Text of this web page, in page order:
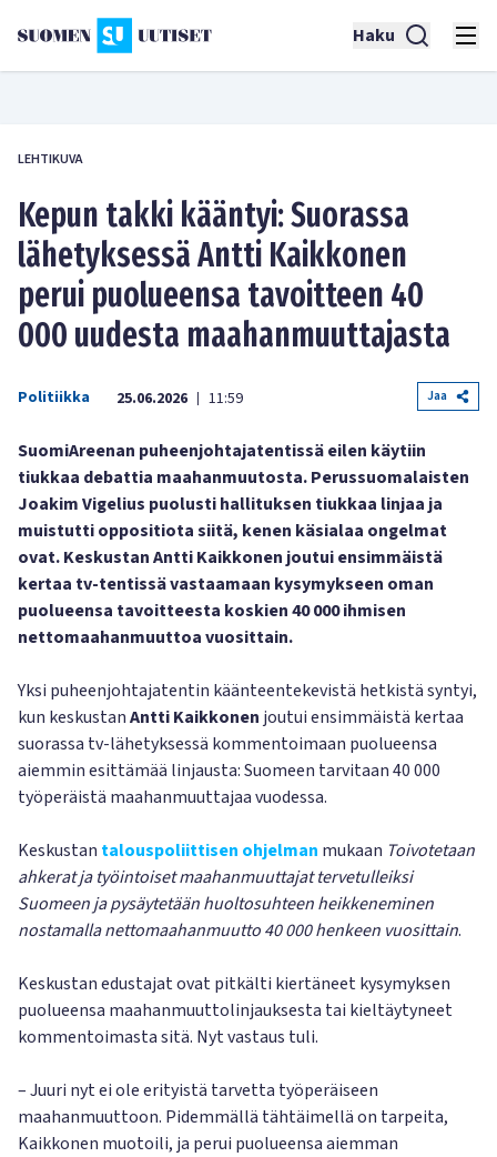
Haku
LEHTIKUVA
Kepun takki kääntyi: Suorassa
lähetyksessä Antti Kaikkonen
perui puolueensa tavoitteen 40
000 uudesta maahanmuuttajasta
Politiikka 25.06.2026 | 11:59 Jaa
SuomiAreenan puheenjohtajatentissä eilen käytiin
tiukkaa debattia maahanmuutosta. Perussuomalaisten
Joakim Vigelius puolusti hallituksen tiukkaa linjaa ja
muistutti oppositiota siitä, kenen käsialaa ongelmat
ovat. Keskustan Antti Kaikkonen joutui ensimmäistä
kertaa tv-tentissä vastaamaan kysymykseen oman
puolueensa tavoitteesta koskien 40 000 ihmisen
nettomaahanmuuttoa vuosittain.
Yksi puheenjohtajatentin käänteentekevistä hetkistä syntyi,
kun keskustanAntti Kaikkonen joutui ensimmäistä kertaa
suorassa tv-lähetyksessä kommentoimaan puolueensa
aiemmin esittämää linjausta: Suomeen tarvitaan 40 000
työperäistä maahanmuuttajaa vuodessa.
Keskustan talouspoliittisen ohjelman mukaan Toivotetaan
ahkerat ja työintoiset maahanmuuttajat tervetulleiksi
Suomeen ja pysäytetään huoltosuhteen heikkeneminen
nostamalla nettomaahanmuutto 40 000 henkeen vuosittain.
Keskustan edustajat ovat pitkälti kiertäneet kysymyksen
puolueensa maahanmuuttolinjauksesta tai kieltäytyneet
kommentoimasta sitä. Nyt vastaus tuli.
– Juuri nyt ei ole erityistä tarvetta työperäiseen
maahanmuuttoon. Pidemmällä tähtäimellä on tarpeita,
Kaikkonen muotoili, ja perui puolueensa aiemman